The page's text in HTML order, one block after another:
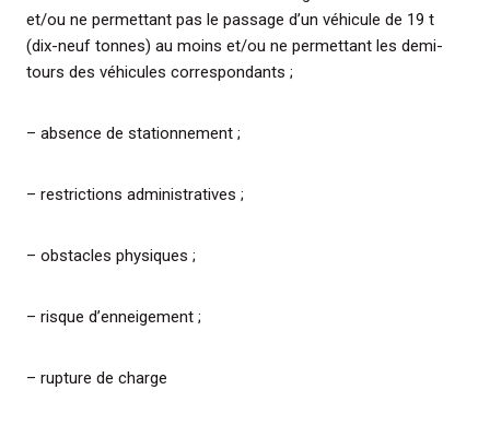
et/ou ne permettant pas le passage d’un véhicule de 19 t
(dix-neuf tonnes) au moins et/ou ne permettant les demi-
tours des véhicules correspondants ;
– absence de stationnement ;
– restrictions administratives ;
– obstacles physiques ;
– risque d’enneigement ;
– rupture de charge